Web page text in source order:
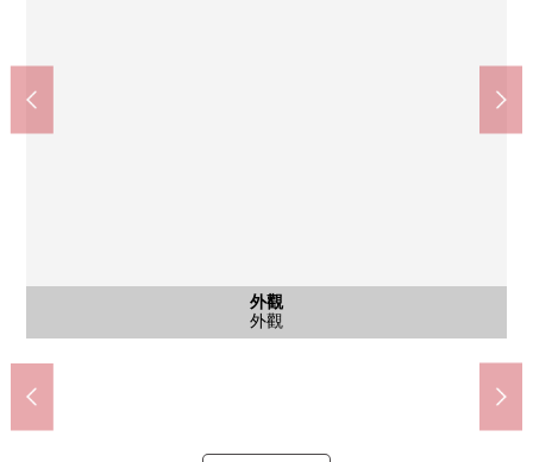
外觀
外觀
客廳
客廳
室內
西式房間
廚房
廚房
西式房間
西式房間
卧室
西式房間
公共汽車
公共汽車
廁所
廁所
洗臉
洗臉
風景
來自陽台的風景
門口
門口
門口
門口門
風景
來自共用走廊的風景
入口
入口
停車場
停車場
其他當地
腳踏車停放處
共有部分
垃圾堆放處
共有部分
宅配保管櫃
廚房
廚房整體圖
廚房
換氣扇
廚房
爐子
廚房
洗碗機
廚房
洗滌槽
我孫子站(Osaka Metro御堂筋線)(約470m)
步行6分鐘
7-Eleven地下鐵我孫子站東店(約300m)
步行4分鐘